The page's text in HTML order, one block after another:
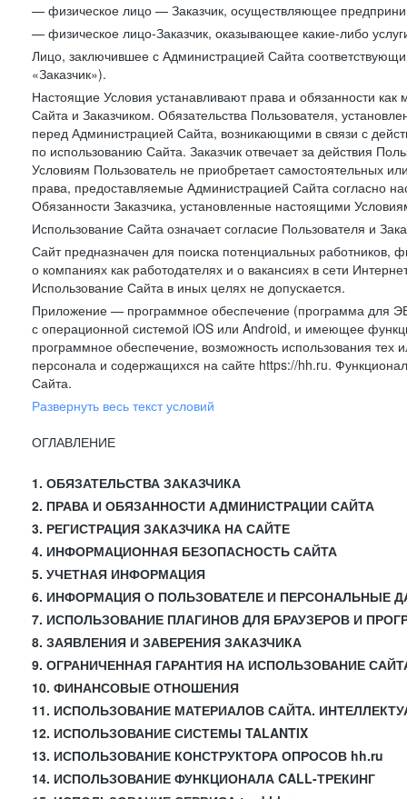
— физическое лицо — Заказчик, осуществляющее
— физическое лицо-Заказчик, оказывающее какие-либо
Лицо, заключившее с Администрацией Сайта
«Заказчик»).
Настоящие Условия устанавливают права и обязанности
Сайта и Заказчиком. Обязательства Пользователя,
перед Администрацией Сайта, возникающими в связи с
по использованию Сайта. Заказчик отвечает за действия
Условиям Пользователь не приобретает самостоятельных
права, предоставляемые Администрацией Сайта согласно
Обязанности Заказчика, установленные настоящими
Использование Сайта означает согласие Пользователя и
Сайт предназначен для поиска потенциальных
о компаниях как работодателях и о вакансиях в сети
Использование Сайта в иных целях не допускается.
Приложение — программное обеспечение (программа для
с операционной системой iOS или Android, и имеющее
программное обеспечение, возможность использования
персонала и содержащихся на сайте https://hh.ru.
Сайта.
Развернуть весь текст условий
ОГЛАВЛЕНИЕ
1. ОБЯЗАТЕЛЬСТВА ЗАКАЗЧИКА
2. ПРАВА И ОБЯЗАННОСТИ АДМИНИСТРАЦИИ САЙТА
3. РЕГИСТРАЦИЯ ЗАКАЗЧИКА НА САЙТЕ
4. ИНФОРМАЦИОННАЯ БЕЗОПАСНОСТЬ САЙТА
5. УЧЕТНАЯ ИНФОРМАЦИЯ
6. ИНФОРМАЦИЯ О ПОЛЬЗОВАТЕЛЕ И ПЕРСОНАЛЬНЫЕ
7. ИСПОЛЬЗОВАНИЕ ПЛАГИНОВ ДЛЯ БРАУЗЕРОВ И
8. ЗАЯВЛЕНИЯ И ЗАВЕРЕНИЯ ЗАКАЗЧИКА
9. ОГРАНИЧЕННАЯ ГАРАНТИЯ НА ИСПОЛЬЗОВАНИЕ
10. ФИНАНСОВЫЕ ОТНОШЕНИЯ
11. ИСПОЛЬЗОВАНИЕ МАТЕРИАЛОВ САЙТА.
12. ИСПОЛЬЗОВАНИЕ СИСТЕМЫ TALANTIX
13. ИСПОЛЬЗОВАНИЕ КОНСТРУКТОРА ОПРОСОВ hh.ru
14. ИСПОЛЬЗОВАНИЕ ФУНКЦИОНАЛА CALL-ТРЕКИНГ